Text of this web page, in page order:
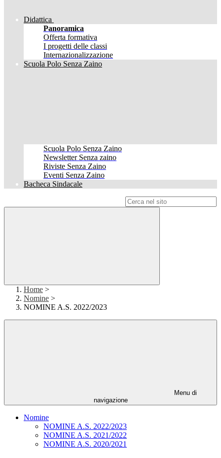
Didattica
Panoramica
Offerta formativa
I progetti delle classi
Internazionalizzazione
Scuola Polo Senza Zaino
Scuola Polo Senza Zaino
Newsletter Senza zaino
Riviste Senza Zaino
Eventi Senza Zaino
Bacheca Sindacale
Home >
Nomine >
NOMINE A.S. 2022/2023
Menu di
navigazione
Nomine
NOMINE A.S. 2022/2023
NOMINE A.S. 2021/2022
NOMINE A.S. 2020/2021